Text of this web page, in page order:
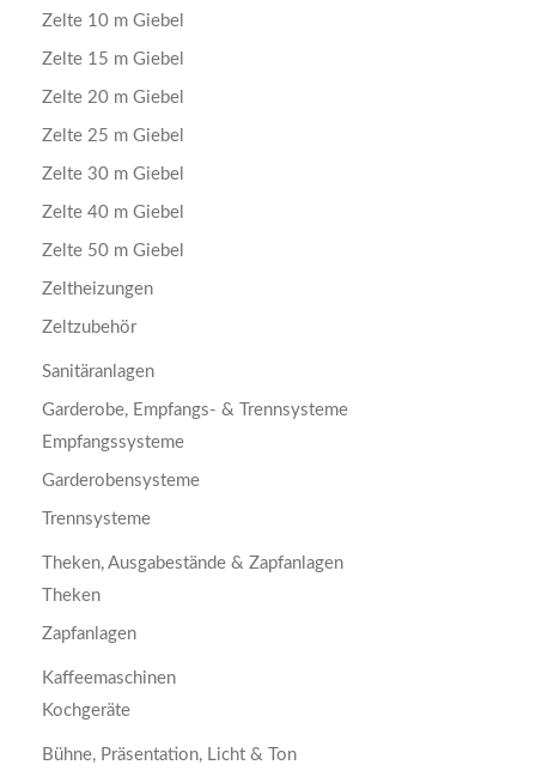
Zelte 10 m Giebel
Zelte 15 m Giebel
Zelte 20 m Giebel
Zelte 25 m Giebel
Zelte 30 m Giebel
Zelte 40 m Giebel
Zelte 50 m Giebel
Zeltheizungen
Zeltzubehör
Sanitäranlagen
Garderobe, Empfangs- & Trennsysteme
Empfangssysteme
Garderobensysteme
Trennsysteme
Theken, Ausgabestände & Zapfanlagen
Theken
Zapfanlagen
Kaffeemaschinen
Kochgeräte
Bühne, Präsentation, Licht & Ton